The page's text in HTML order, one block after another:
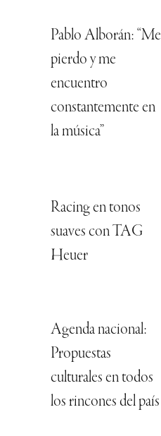
Pablo Alborán: “Me
pierdo y me
encuentro
constantemente en
la música”
Racing en tonos
suaves con TAG
Heuer
Agenda nacional:
Propuestas
culturales en todos
los rincones del país